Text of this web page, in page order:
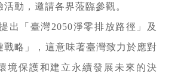
動，邀請各界蒞臨參觀。
出「臺灣2050淨零排放路徑」及
戰略」，這意味著臺灣致力於應對
境保護和建立永續發展未來的決